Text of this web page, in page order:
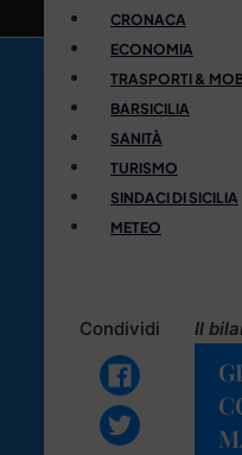
CRONACA
ECONOMIA
TRASPORTI &
BARSICILIA
SANITÀ
TURISMO
SINDACI DI SICILIA
METEO
Condividi Il